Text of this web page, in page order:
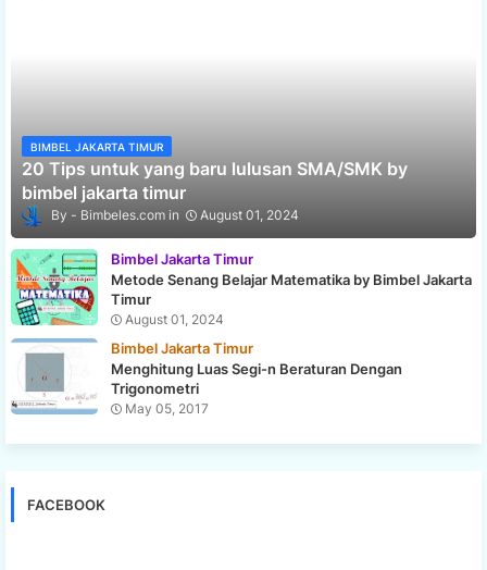
BIMBEL JAKARTA TIMUR
20 Tips untuk yang baru lulusan SMA/SMK by
bimbel jakarta timur
Bimbeles.com August 01, 2024
Bimbel Jakarta Timur
Metode Senang Belajar Matematika by Bimbel Jakarta
Timur
August 01, 2024
Bimbel Jakarta Timur
Menghitung Luas Segi-n Beraturan Dengan
Trigonometri
May 05, 2017
FACEBOOK